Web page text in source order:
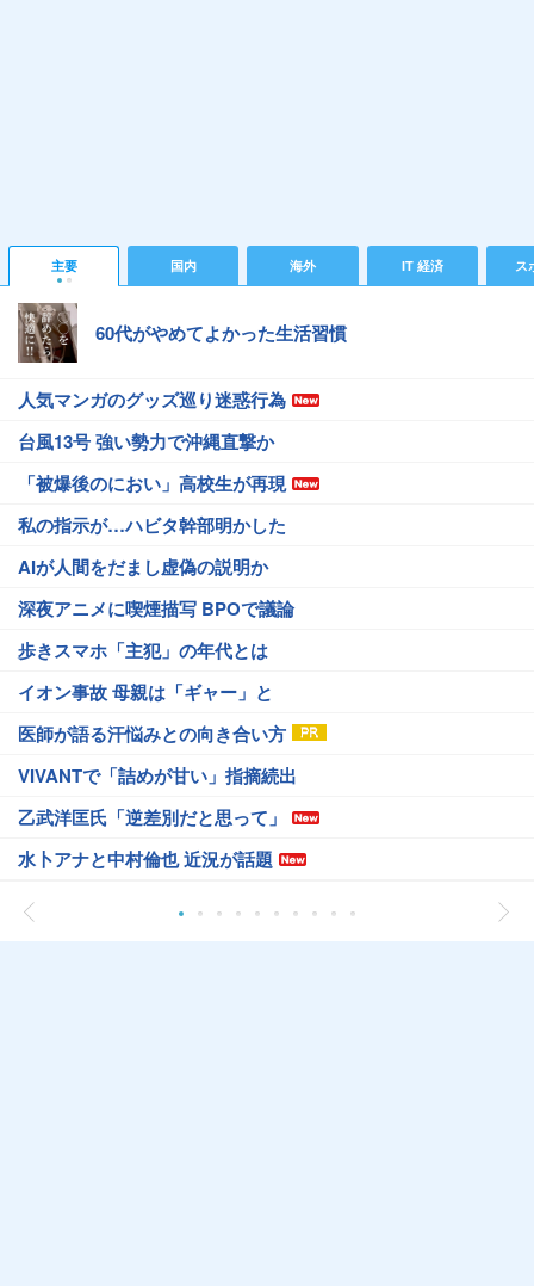
主要 国内 海外 IT 経済 ス
60代がやめてよかった生活習慣
人気マンガのグッズ巡り迷惑行為
台風13号 強い勢力で沖縄直撃か
「被爆後のにおい」高校生が再現
私の指示が…ハビタ幹部明かした
AIが人間をだまし虚偽の説明か
深夜アニメに喫煙描写 BPOで議論
歩きスマホ「主犯」の年代とは
イオン事故 母親は「ギャー」と
医師が語る汗悩みとの向き合い方
VIVANTで「詰めが甘い」指摘続出
乙武洋匡氏「逆差別だと思って」
水卜アナと中村倫也 近況が話題